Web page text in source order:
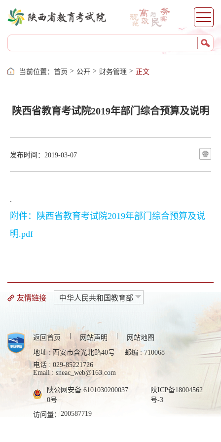
财务管理
采购信息公开
工作动态
西安
咸阳
渭南
榆林
商洛
证件打印
成绩查询
志愿填报
录取查询
成绩证明
自考服务
考籍服务
当前位置： 首页 > 公开 > 财务管理 > 正文
陕西省教育考试院2019年部门综合预算及说明
发布时间：2019-03-07
.
附件：
陕西省教育考试院2019年部门综合预算及说
明.pdf
友情链接 中华人民共和国教育部
返回首页 网站声明
网站地图
地址 : 西安市含光北路40号
邮编 : 710068
电话 : 029-85221726
Email : sneac_web@163.com
陕公网安备 6101030200037
0号
陕ICP备18004562
号-3
访问量： 200587719